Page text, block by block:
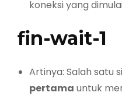
koneksi yang
fin-wait-1
Artinya: Salah satu
pertama untuk